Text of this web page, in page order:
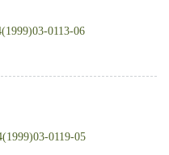
0113-06
0119-05